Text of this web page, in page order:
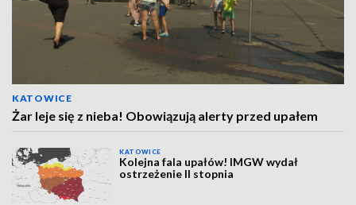
KATOWICE
Żar leje się z nieba! Obowiązują alerty przed upałem
KATOWICE
Kolejna fala upałów! IMGW wydał
ostrzeżenie II stopnia